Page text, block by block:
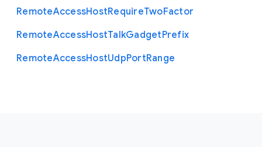
RemoteAccessHostRequireTwoFactor
RemoteAccessHostTalkGadgetPrefix
RemoteAccessHostUdpPortRange